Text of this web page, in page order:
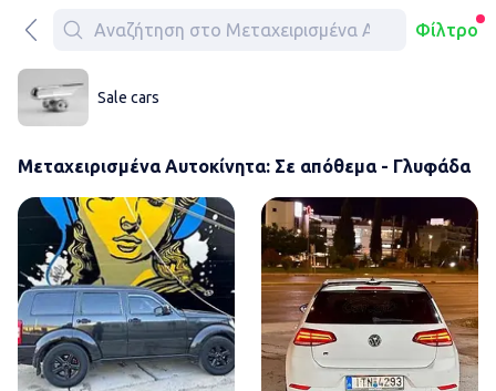
Φίλτρο
Sale cars
Μεταχειρισμένα Αυτοκίνητα: Σε απόθεμα - Γλυφάδα
ΒΑΣΙΛΗΣ